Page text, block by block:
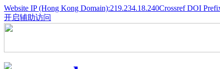
Website IP (Hong Kong Domain):219.234.18.240Crossref DOI
开启辅助访问